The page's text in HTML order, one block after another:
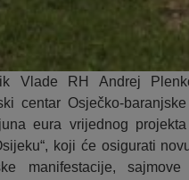
Vlade RH Andrej
centar Osječko-
eura vrijednog
koji će osigurati
manifestacije,